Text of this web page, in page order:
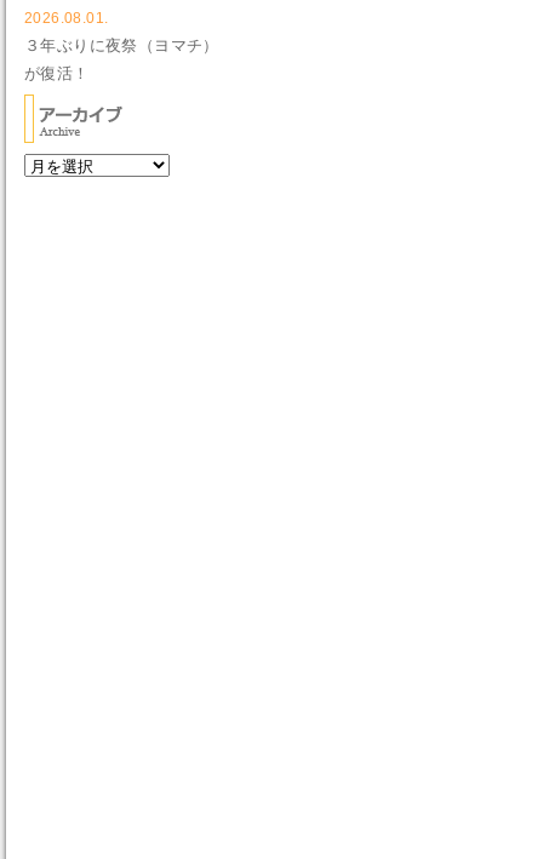
2026.08.01.
３年ぶりに夜祭（ヨマチ）
が復活！